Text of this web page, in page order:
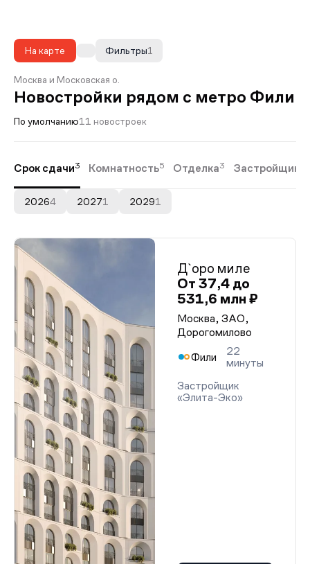
На карте 1
Фильтры
Москва и Московская о.
Новостройки рядом с метро Фили
По умолчанию11 новостроек
Срок сдачи3 Комнатность5 Отделка3 Застройщики
20264 20271 20291
Д`оро миле
От 37,4 до
531,6 млн ₽
Москва, ЗАО,
Дорогомилово
Фили
22
минуты
Застройщик
«Элита-Эко»